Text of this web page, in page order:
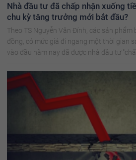
Nhà đầu tư đã chấp nhận xuống
chu kỳ tăng trưởng mới bắt đầu?
Theo TS Nguyễn Văn Đính, các sản
đồng, có mức giá đi ngang một thời gian
vào đầu năm nay đã được nhà đầu tư